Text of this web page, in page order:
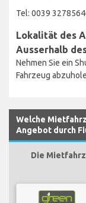
Tel: 0039
Lokalität des
Ausserhalb
Nehmen Sie ein
Fahrzeug
Welche
Angebot durch
Die